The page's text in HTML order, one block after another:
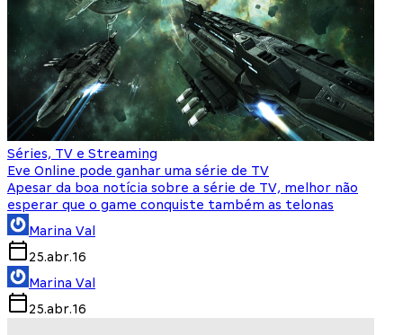
Séries, TV e Streaming
Eve Online pode ganhar uma série de TV
Apesar da boa notícia sobre a série de TV, melhor não
esperar que o game conquiste também as telonas
Marina Val
25.abr.16
Marina Val
25.abr.16